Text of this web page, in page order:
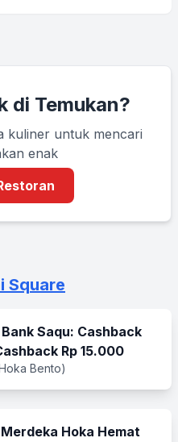
di Temukan?
kuliner untuk mencari
enak
Square
Saqu: Cashback
Rp 15.000
Bento)
Hoka Hemat